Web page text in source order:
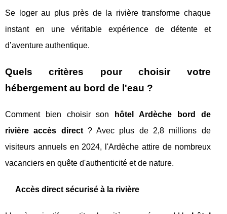
Se loger au plus près de la rivière transforme chaque
instant en une véritable expérience de détente et
d’aventure authentique.
Quels critères pour choisir votre
hébergement au bord de l'eau ?
Comment bien choisir son
hôtel Ardèche bord de
rivière accès direct? Avec plus de 2,8 millions de
visiteurs annuels en 2024, l'Ardèche attire de nombreux
vacanciers en quête d'authenticité et de nature.
Accès direct sécurisé à la rivière